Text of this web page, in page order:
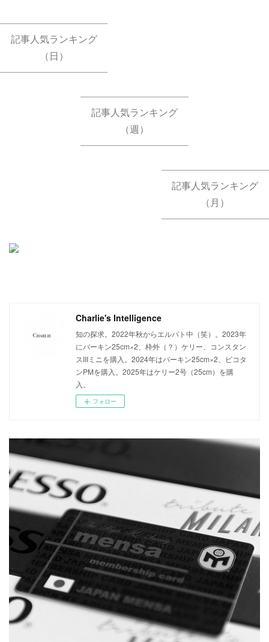
記事人気ランキング
（日）
記事人気ランキング
（週）
記事人気ランキング
（月）
Charlie's Intelligence
知の探求。2022年秋からエルパト中（笑）。2023年
にバーキン25cm×2、枠外（？）ケリー、コンスタン
スIIIミニを購入。2024年はバーキン25cm×2、ピコタ
ンPMを購入。2025年はケリー2号（25cm）を購
入。
フォロー